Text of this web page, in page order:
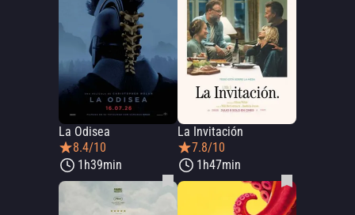
La Odisea
8.4/10
1h39min
La Invitación
7.8/10
1h47min